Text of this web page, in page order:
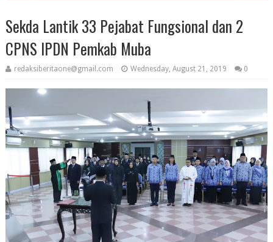
Sekda Lantik 33 Pejabat Fungsional dan 2
CPNS IPDN Pemkab Muba
redaksiberitaone@gmail.com Wednesday, August 21, 2019 0